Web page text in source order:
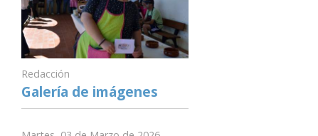
Redacción
Galería de imágenes